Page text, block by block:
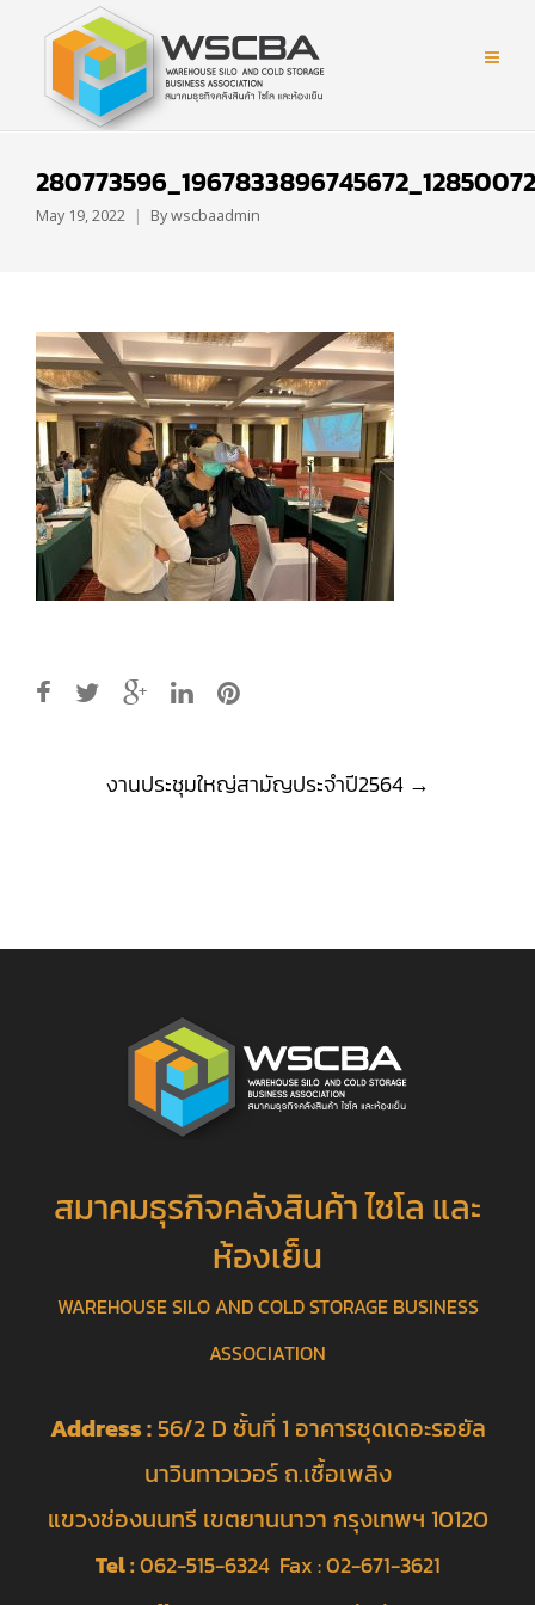
May 19, 2022 Bywscbaadmin
Post
navigation
งานประชุมใหญ่สามัญประจำปี2564 →
สมาคมธุรกิจคลังสินค้า ไซโล และ
ห้องเย็น
WAREHOUSE SILO AND COLD STORAGE BUSINESS
ASSOCIATION
Address :56/2 D ชั้นที่ 1 อาคารชุดเดอะรอยัล
นาวินทาวเวอร์ ถ.เชื้อเพลิง
แขวงช่องนนทรี เขตยานนาวา กรุงเทพฯ 10120
Tel :062-515-6324 Fax : 02-671-3621